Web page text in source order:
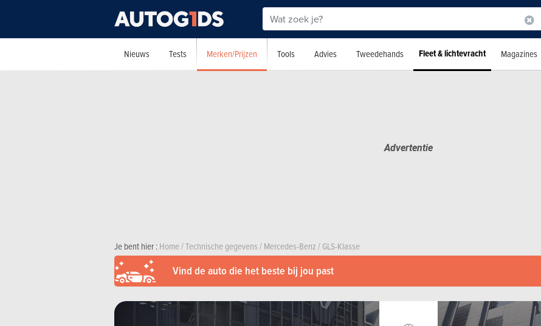
Nieuws Tests Merken/Prijzen Tools Advies Tweedehands Fleet & lichtevracht Magazines
Je bent hier :Home/Technische gegevens/Mercedes-Benz/GLS-Klasse
Vind de auto die het beste bij jou past